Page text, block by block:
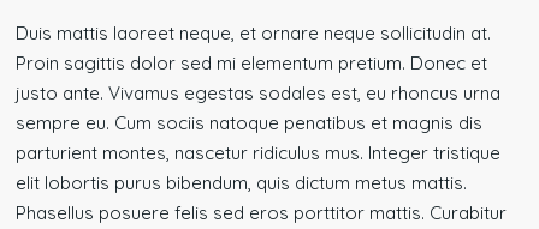
Duis mattis laoreet neque, et ornare neque sollicitudin at.
Proin sagittis dolor sed mi elementum pretium. Donec et
justo ante. Vivamus egestas sodales est, eu rhoncus urna
sempre eu. Cum sociis natoque penatibus et magnis dis
parturient montes, nascetur ridiculus mus. Integer tristique
elit lobortis purus bibendum, quis dictum metus mattis.
Phasellus posuere felis sed eros porttitor mattis. Curabitur